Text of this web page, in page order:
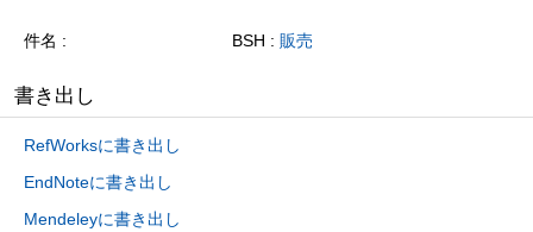
件名 BSH : 販売
書き出し
RefWorksに書き出し
EndNoteに書き出し
Mendeleyに書き出し